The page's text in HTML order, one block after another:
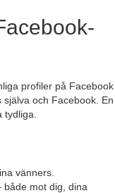
profiler på Facebook
och Facebook. En
vänners.
både mot dig, dina